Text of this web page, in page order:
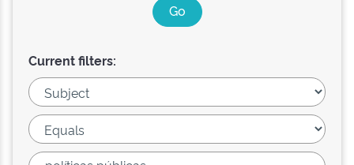
Current filters: